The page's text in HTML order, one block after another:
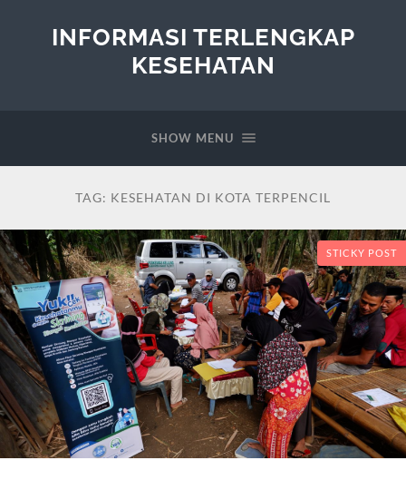
INFORMASI TERLENGKAP
KESEHATAN
SHOW MENU
TAG: KESEHATAN DI KOTA TERPENCIL
STICKY POST